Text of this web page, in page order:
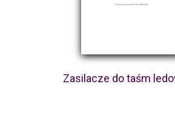
Zasilacze do taśm